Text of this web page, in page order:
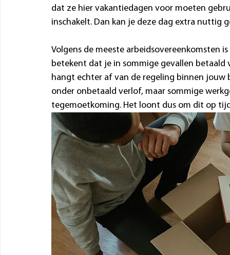
dat ze hier vakantiedagen voor moeten
inschakelt. Dan kan je deze dag extra nuttig
Volgens de meeste arbeidsovereenkomsten
betekent dat je in sommige gevallen
hangt echter af van de regeling binnen
onder onbetaald verlof, maar sommige
tegemoetkoming. Het loont dus om dit op